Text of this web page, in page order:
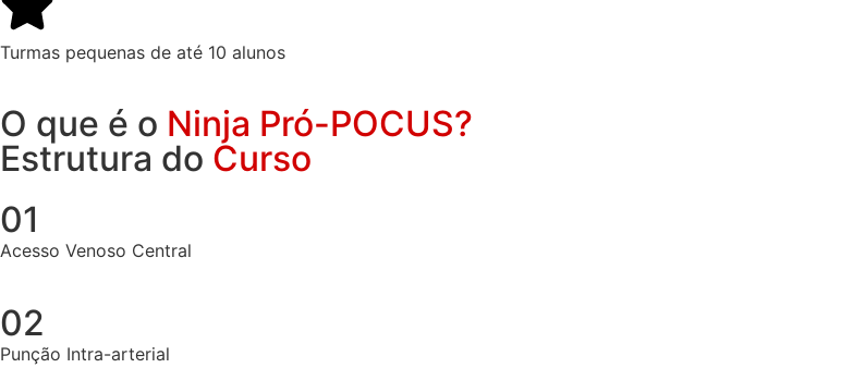
Turmas pequenas de até 10 alunos
O que é o Ninja Pró-POCUS?
Estrutura do Curso
01
Acesso Venoso Central
02
Punção Intra-arterial